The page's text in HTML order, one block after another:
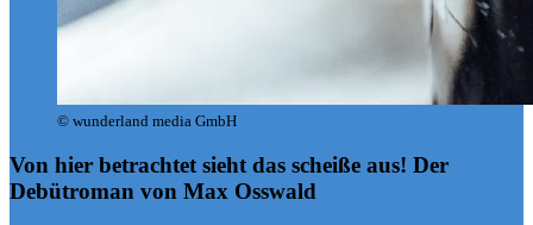
© wunderland media GmbH
Von hier betrachtet sieht das scheiße aus! Der
Debütroman von Max Osswald